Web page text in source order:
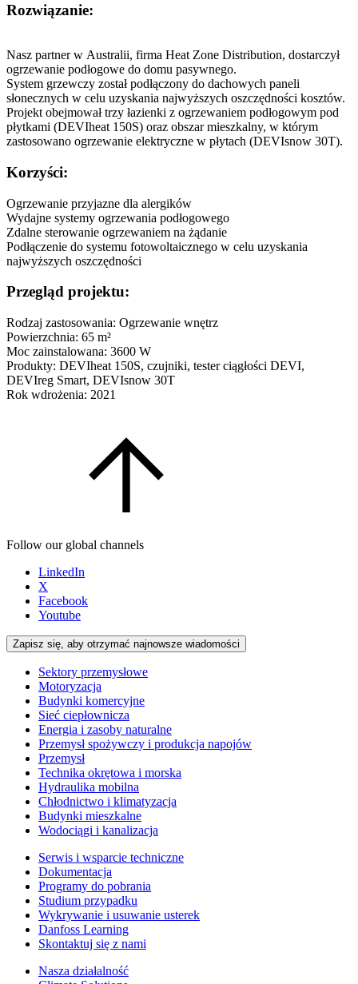
Rozwiązanie:
Nasz partner w Australii, firma Heat Zone Distribution, dostarczył
ogrzewanie podłogowe do domu pasywnego.
System grzewczy został podłączony do dachowych paneli
słonecznych w celu uzyskania najwyższych oszczędności kosztów.
Projekt obejmował trzy łazienki z ogrzewaniem podłogowym pod
płytkami (DEVIheat 150S) oraz obszar mieszkalny, w którym
zastosowano ogrzewanie elektryczne w płytach (DEVIsnow 30T).
Korzyści:
Ogrzewanie przyjazne dla alergików
Wydajne systemy ogrzewania podłogowego
Zdalne sterowanie ogrzewaniem na żądanie
Podłączenie do systemu fotowoltaicznego w celu uzyskania
najwyższych oszczędności
Przegląd projektu:
Rodzaj zastosowania: Ogrzewanie wnętrz
Powierzchnia: 65 m²
Moc zainstalowana: 3600 W
Produkty: DEVIheat 150S, czujniki, tester ciągłości DEVI,
DEVIreg Smart, DEVIsnow 30T
Rok wdrożenia: 2021
Follow our global channels
LinkedIn
X
Facebook
Youtube
Zapisz się, aby otrzymać najnowsze wiadomości
Sektory przemysłowe
Motoryzacja
Budynki komercyjne
Sieć ciepłownicza
Energia i zasoby naturalne
Przemysł spożywczy i produkcja napojów
Przemysł
Technika okrętowa i morska
Hydraulika mobilna
Chłodnictwo i klimatyzacja
Budynki mieszkalne
Wodociągi i kanalizacja
Serwis i wsparcie techniczne
Dokumentacja
Programy do pobrania
Studium przypadku
Wykrywanie i usuwanie usterek
Danfoss Learning
Skontaktuj się z nami
Nasza działalność